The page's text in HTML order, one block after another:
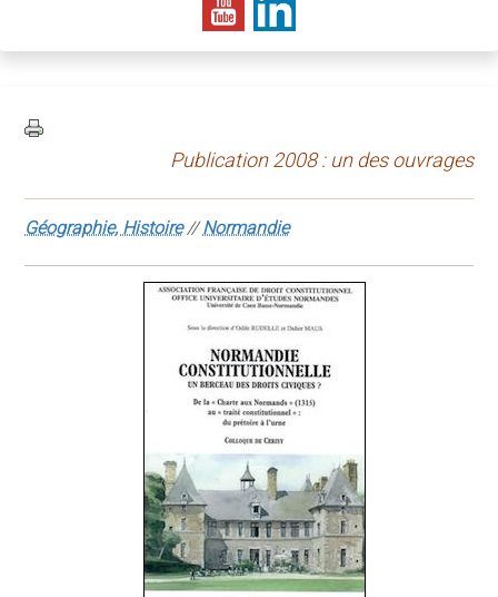
Publication 2008 : un des ouvrages
Géographie, Histoire//Normandie